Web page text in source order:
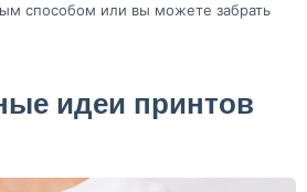
способом или вы можете забрать
идеи принтов